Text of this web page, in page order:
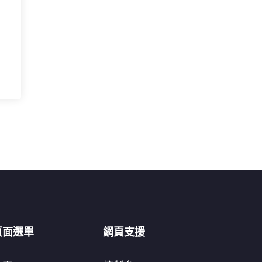
面選單 網頁支援